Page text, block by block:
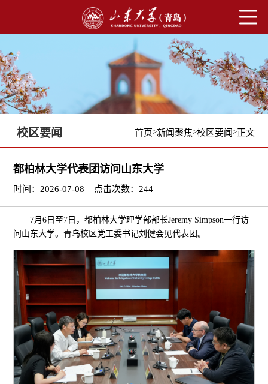
校区要闻 首页>新闻聚焦>校区要闻 >正文
都柏林大学代表团访问山东大学
时间：2026-07-08 点击次数：244
7月6日至7日，都柏林大学理学部部长Jeremy Simpson一行访
问山东大学。青岛校区党工委书记刘健会见代表团。